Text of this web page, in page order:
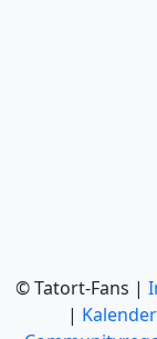
© Tatort-Fans |
| Kalender